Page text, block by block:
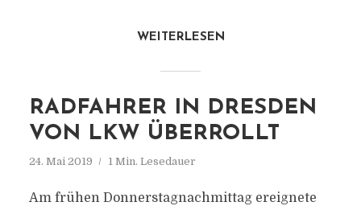
WEITERLESEN
RADFAHRER IN DRESDEN
VON LKW ÜBERROLLT
24. Mai 2019 1 Min. Lesedauer
Am frühen Donnerstagnachmittag ereignete